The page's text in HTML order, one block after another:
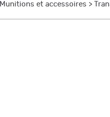
Munitions et accessoires >